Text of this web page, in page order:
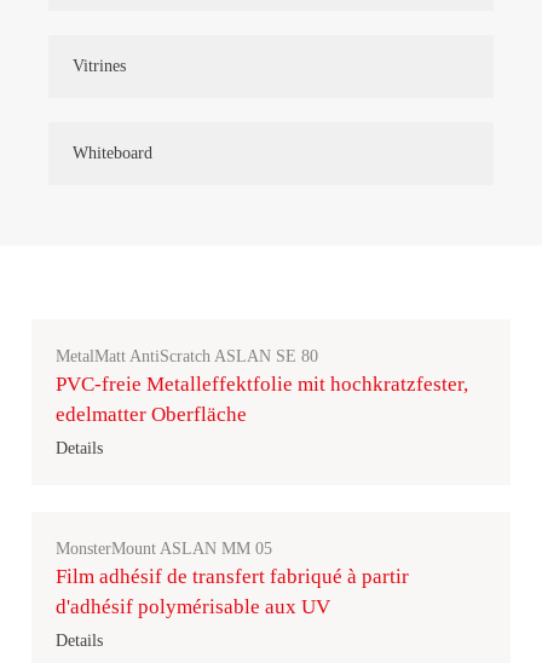
Vitrines
Whiteboard
MetalMatt AntiScratch ASLAN SE 80
PVC-freie Metalleffektfolie mit hochkratzfester,
edelmatter Oberfläche
Details
MonsterMount ASLAN MM 05
Film adhésif de transfert fabriqué à partir
d'adhésif polymérisable aux UV
Details